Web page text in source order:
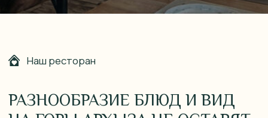
Попробовать что-то новое и насладиться
кофе, а шеф-повар, не изменяя правилам